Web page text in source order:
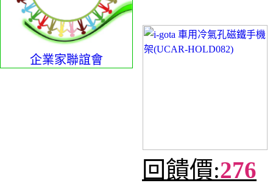
企業家聯誼會
回饋價:276